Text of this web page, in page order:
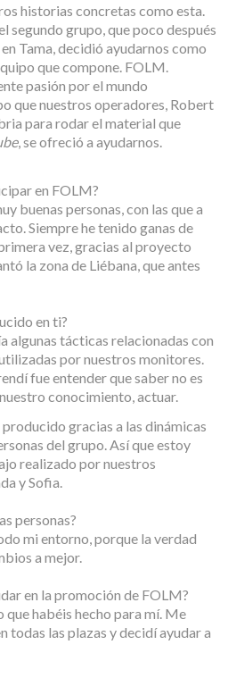
historias concretas como esta.
segundo grupo, que poco después
Tama, decidió ayudarnos como
que compone. FOLM.
pasión por el mundo
que nuestros operadores, Robert
para rodar el material que
, se ofreció a ayudarnos.
en FOLM?
buenas personas, con las que a
Siempre he tenido ganas de
vez, gracias al proyecto
la zona de Liébana, que antes
en ti?
algunas tácticas relacionadas con
por nuestros monitores.
fue entender que saber no es
conocimiento, actuar.
gracias a las dinámicas
del grupo. Así que estoy
realizado por nuestros
y Sofia.
personas?
mi entorno, porque la verdad
a mejor.
en la promoción de FOLM?
habéis hecho para mí. Me
todas las plazas y decidí ayudar a